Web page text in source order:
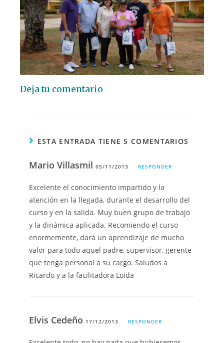
Deja tu comentario
ESTA ENTRADA TIENE 5 COMENTARIOS
Mario Villasmil05/11/2013 RESPONDER
Excelente el conocimiento impartido y la
atención en la llegada, durante el desarrollo del
curso y en la salida. Muy buen grupo de trabajo
y la dinámica aplicada. Recomiendo el curso
enormemente, dará un aprendizaje de mucho
valor para todo aquel padre, supervisor, gerente
que tenga personal a su cargo. Saludos a
Ricardo y a la facilitadora Loida
Elvis Cedeño 17/12/2013 RESPONDER